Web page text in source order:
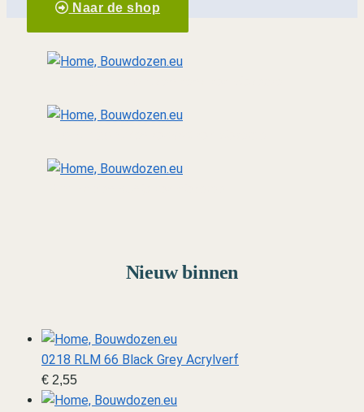
Naar de shop
Nieuw binnen
0218 RLM 66 Black Grey Acrylverf
€ 2,55